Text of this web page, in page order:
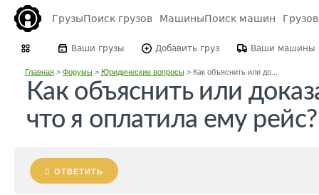
ГрузыПоиск грузов МашиныПоиск машин
Ваши грузы Добавить груз Ваши машины
Главная> Форумы> Юридические вопросы> Как объяснить или до...
Как объяснить или
что я оплатила ему рейс?
ОТВЕТИТЬ